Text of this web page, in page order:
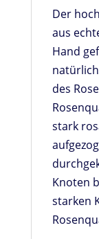
Der
aus
Hand
des
stark
Knoten
starken